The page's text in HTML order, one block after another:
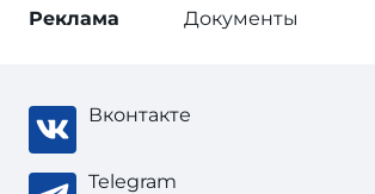
Реклама Документы
Вконтакте
Telegram